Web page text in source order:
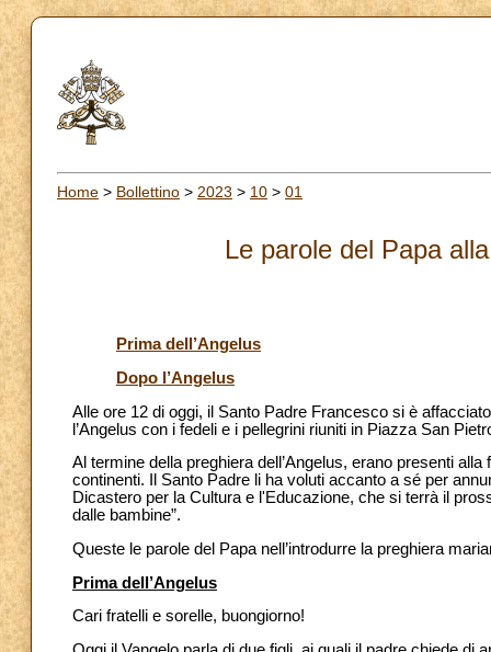
Home > Bollettino > 2023 > 10 > 01
Le parole del Papa
Prima dell’Angelus
Dopo l’Angelus
Alle ore 12 di oggi, il Santo Padre Francesco si è
l’Angelus con i fedeli e i pellegrini riuniti in Piazza San
Al termine della preghiera dell’Angelus, erano presenti
continenti. Il Santo Padre li ha voluti accanto a sé per
Dicastero per la Cultura e l'Educazione, che si terrà il
dalle bambine”.
Queste le parole del Papa nell’introdurre la preghiera
Prima dell’Angelus
Cari fratelli e sorelle, buongiorno!